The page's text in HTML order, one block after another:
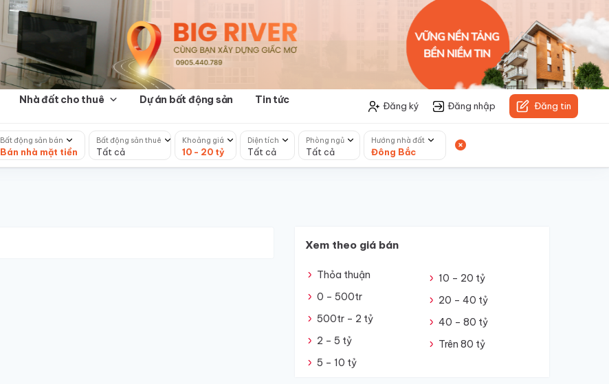
Nhà đất cho thuê Dự án bất động sản
Tin tức
Đăng ký Đăng nhập Đăng tin
Bất động sản bán
Bán nhà mặt tiền
Bất động sản thuê
Tất cả
Khoảng giá
10 - 20 tỷ
Diện tích
Tất cả
Phòng ngủ
Tất cả
Hướng nhà đất
Đông Bắc
Xem theo giá bán
Thỏa thuận
0 – 500tr
500tr – 2 tỷ
2 – 5 tỷ
5 – 10 tỷ
10 – 20 tỷ
20 – 40 tỷ
40 – 80 tỷ
Trên 80 tỷ